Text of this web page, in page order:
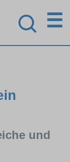
☰
und